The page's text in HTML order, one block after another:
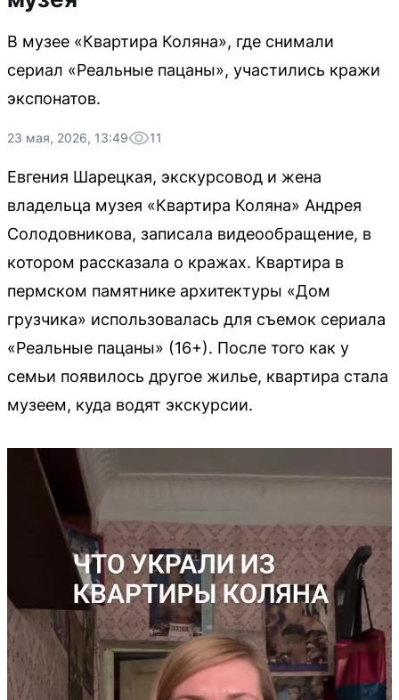
В музее «Квартира Коляна», где снимали
сериал «Реальные пацаны», участились кражи
экспонатов.
23 мая, 2026, 13:49 11
Евгения Шарецкая, экскурсовод и жена
владельца музея «Квартира Коляна» Андрея
Солодовникова, записала видеообращение, в
котором рассказала о кражах. Квартира в
пермском памятнике архитектуры «Дом
грузчика» использовалась для съемок сериала
«Реальные пацаны» (16+). После того как у
семьи появилось другое жилье, квартира стала
музеем, куда водят экскурсии.